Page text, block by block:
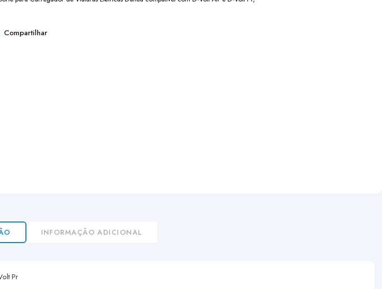
Compartilhar
INFORMAÇÃO ADICIONAL
Pr